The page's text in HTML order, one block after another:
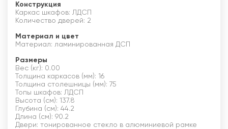
Конструкция
Каркас шкафов: ЛДСП
Количество дверей: 2
Материал и цвет
Материал: ламинированная ДСП
Размеры
Вес (кг): 0.00
Толщина каркасов (мм): 16
Толщина столешницы (мм): 75
Топы шкафов: ЛДСП
Высота (см): 137.8
Глубина (см): 44.2
Длина (см): 90.2
Двери: тонированное стекло в алюминиевой рамке